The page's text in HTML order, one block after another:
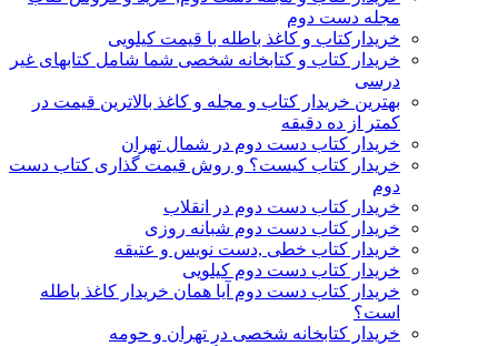
مجله دست دوم
خریدارکتاب و کاغذ باطله با قیمت کیلویی
خریدار کتاب و کتابخانه شخصی شما شامل کتابهای غیر
درسی
بهترین خریدار کتاب و مجله و کاغذ بالاترین قیمت در
کمتر از ده دقیقه
خریدار کتاب دست دوم در شمال تهران
خریدار کتاب کیست؟ و روش قیمت گذاری کتاب دست
دوم
خریدار کتاب دست دوم در انقلاب
خریدار کتاب دست دوم شبانه روزی
خریدار کتاب خطی ,دست نویس و عتیقه
خریدار کتاب دست دوم کیلویی
خریدار کتاب دست دوم آیا همان خریدار کاغذ باطله
است؟
خریدار کتابخانه شخصی در تهران و حومه